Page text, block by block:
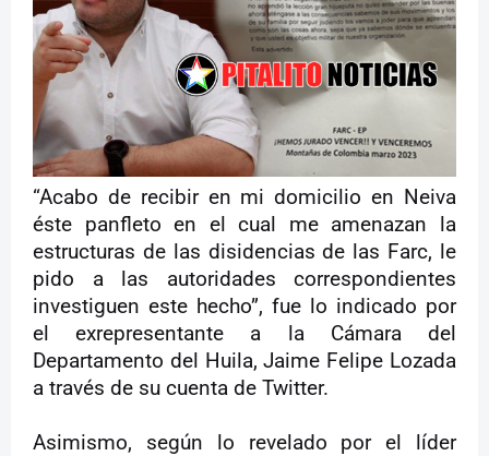
“Acabo de recibir en mi domicilio en Neiva
éste panfleto en el cual me amenazan la
estructuras de las disidencias de las Farc, le
pido a las autoridades correspondientes
investiguen este hecho”, fue lo indicado por
el exrepresentante a la Cámara del
Departamento del Huila, Jaime Felipe Lozada
a través de su cuenta de Twitter.
Asimismo, según lo revelado por el líder